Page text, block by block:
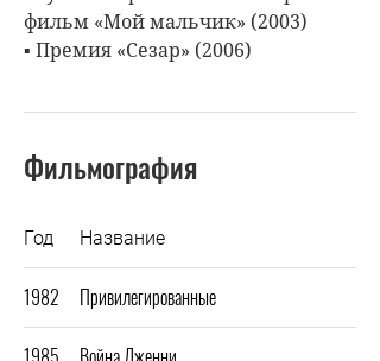
фильм «Мой мальчик» (2003)
▪ Премия «Сезар» (2006)
Фильмография
Год Название
1982 Привилегированные